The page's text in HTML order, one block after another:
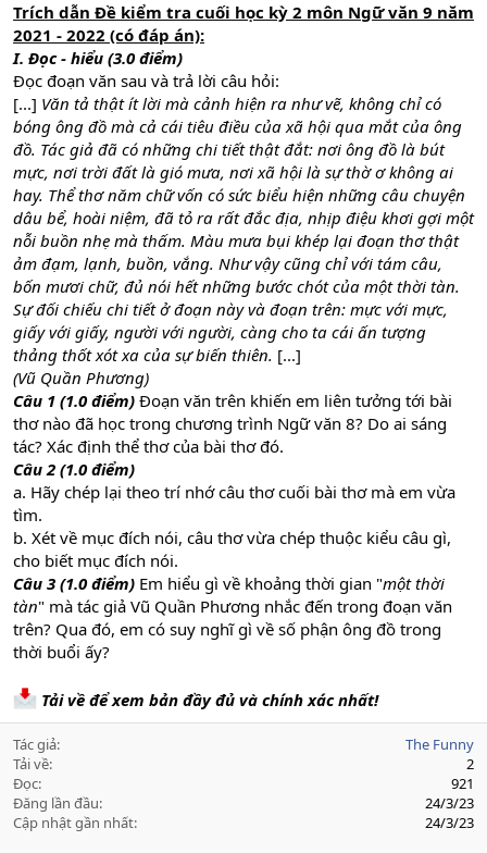
Trích dẫn Đề kiểm tra cuối học kỳ 2 môn Ngữ văn 9 năm
2021 - 2022 (có đáp án):
I. Đọc - hiểu (3.0 điểm)
Đọc đoạn văn sau và trả lời câu hỏi:
[...] Văn tả thật ít lời mà cảnh hiện ra như vẽ, không chỉ có
bóng ông đồ mà cả cái tiêu điều của xã hội qua mắt của ông
đồ. Tác giả đã có những chi tiết thật đắt: nơi ông đồ là bút
mực, nơi trời đất là gió mưa, nơi xã hội là sự thờ ơ không ai
hay. Thể thơ năm chữ vốn có sức biểu hiện những câu chuyện
dâu bể, hoài niệm, đã tỏ ra rất đắc địa, nhịp điệu khơi gợi một
nỗi buồn nhẹ mà thấm. Màu mưa bụi khép lại đoạn thơ thật
ảm đạm, lạnh, buồn, vắng. Như vậy cũng chỉ với tám câu,
bốn mươi chữ, đủ nói hết những bước chót của một thời tàn.
Sự đối chiếu chi tiết ở đoạn này và đoạn trên: mực với mực,
giấy với giấy, người với người, càng cho ta cái ấn tượng
thảng thốt xót xa của sự biến thiên. [...]
(Vũ Quần Phương)
Câu 1 (1.0 điểm) Đoạn văn trên khiến em liên tưởng tới bài
thơ nào đã học trong chương trình Ngữ văn 8? Do ai sáng
tác? Xác định thể thơ của bài thơ đó.
Câu 2 (1.0 điểm)
a. Hãy chép lại theo trí nhớ câu thơ cuối bài thơ mà em vừa
tìm.
b. Xét về mục đích nói, câu thơ vừa chép thuộc kiểu câu gì,
cho biết mục đích nói.
Câu 3 (1.0 điểm) Em hiểu gì về khoảng thời gian "một thời
tàn" mà tác giả Vũ Quần Phương nhắc đến trong đoạn văn
trên? Qua đó, em có suy nghĩ gì về số phận ông đồ trong
thời buổi ấy?
Tải về để xem bản đầy đủ và chính xác nhất!
Tác giả
The Funny
Tải về
2
Đọc
921
Đăng lần đầu
24/3/23
Cập nhật gần nhất
24/3/23